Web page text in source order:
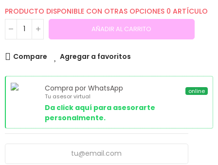
PRODUCTO DISPONIBLE CON OTRAS OPCIONES 0 ARTÍCULO
AÑADIR AL CARRITO
Compare Agregar a favoritos
Compra por WhatsApp
Tu asesor virtual
Da click aquí para asesorarte
personalmente.
online